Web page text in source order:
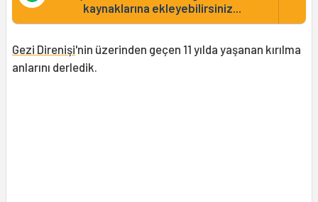
kaynaklarına ekleyebilirsiniz...
Gezi Direnişi'nin üzerinden geçen 11 yılda yaşanan kırılma
anlarını derledik.